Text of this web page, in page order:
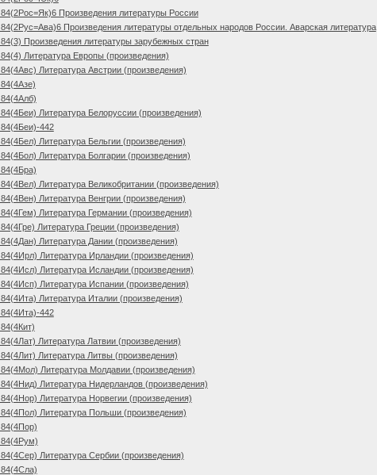
84(2Рос=Як)6 Произведения литературы России
84(2Рус=Ава)6 Произведения литературы отдельных народов России. Аварская литература
84(3) Произведения литературы зарубежных стран
84(4) Литература Европы (произведения)
84(4Авс) Литература Австрии (произведения)
84(4Азе)
84(4Алб)
84(4Беи) Литература Белоруссии (произведения)
84(4Беи)-442
84(4Бел) Литература Бельгии (произведения)
84(4Бол) Литература Болгарии (произведения)
84(4Бра)
84(4Вел) Литература Великобритании (произведения)
84(4Вен) Литература Венгрии (произведения)
84(4Гем) Литература Германии (произведения)
84(4Гре) Литература Греции (произведения)
84(4Дан) Литература Дании (произведения)
84(4Ирл) Литература Ирландии (произведения)
84(4Исл) Литература Исландии (произведения)
84(4Исп) Литература Испании (произведения)
84(4Ита) Литература Италии (произведения)
84(4Ита)-442
84(4Кит)
84(4Лат) Литература Латвии (произведения)
84(4Лит) Литература Литвы (произведения)
84(4Мол) Литература Молдавии (произведения)
84(4Нид) Литература Нидерландов (произведения)
84(4Нор) Литература Норвегии (произведения)
84(4Пол) Литература Польши (произведения)
84(4Пор)
84(4Рум)
84(4Сер) Литература Сербии (произведения)
84(4Сла)